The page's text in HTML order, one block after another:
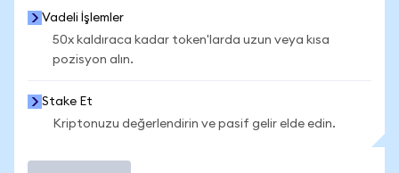
Vadeli İşlemler
50x kaldıraca kadar token'larda uzun veya kısa
pozisyon alın.
Stake Et
Kriptonuzu değerlendirin ve pasif gelir elde edin.